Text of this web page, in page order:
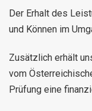
Der Erhalt des
und Können im
Zusätzlich erhält
vom
Prüfung eine